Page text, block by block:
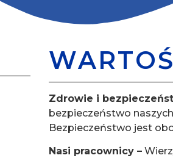
Zdrowie i
bezpieczeństwo
Bezpieczeństwo jest
Nasi pracownicy –